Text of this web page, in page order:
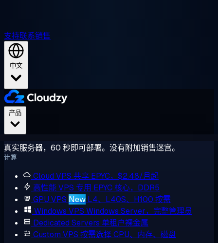
支持联系销售
中文
真实服务器，60 秒即可部署。没有附加销售迷宫。
计算
Cloud VPS 共享 EPYC，$2.48/月起
高性能 VPS 专用 EPYC 核心，DDR5
GPU VPS New L4、L40S、H100 按需
Windows VPS Windows Server，完整管理员
Dedicated Servers 单租户裸金属
Custom VPS 按需选择 CPU、内存、磁盘